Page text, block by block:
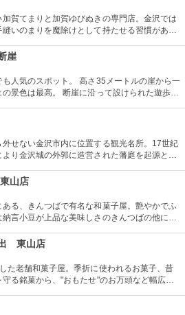
賀てまりと加賀ゆびぬきの専門店。金沢では
いのまりを魔除けとして持たせる習慣があ
でてまりやゆびぬきを作ることもできる。
崖
人気のスポット。 高さ35メートルの崖から一
景色は最高。 断崖に沿って設けられた遊歩道
せない金沢市内に位置する観光名所。17世紀
り金沢城の外郭に造営された藩庭を起源とす
んで、日本三名園の一つ。1922年に国の名勝、
別名勝に指定。
山店
る、きんつばで有名な和菓子屋。艶やかでふ
言小豆が上品な美味しさのきんつばの他に、
り。東山店
た老舗和菓子屋。季折に使われるお菓子、昔
る銘菓から、"おもたせ"のお万頭など幅広い
人気。